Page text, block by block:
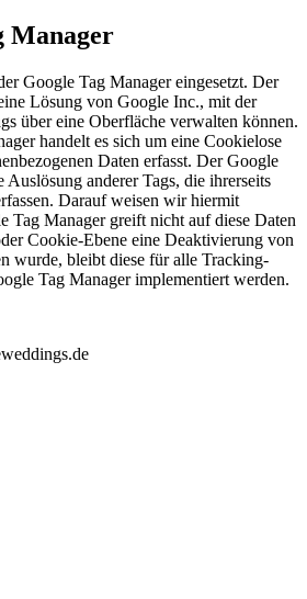
Manager
Google Tag Manager eingesetzt. Der
Lösung von Google Inc., mit der
über eine Oberfläche verwalten können.
handelt es sich um eine Cookielose
Daten erfasst. Der Google
anderer Tags, die ihrerseits
Darauf weisen wir hiermit
Tag Manager greift nicht auf diese Daten
Cookie-Ebene eine Deaktivierung von
wurde, bleibt diese für alle Tracking-
Tag Manager implementiert werden.